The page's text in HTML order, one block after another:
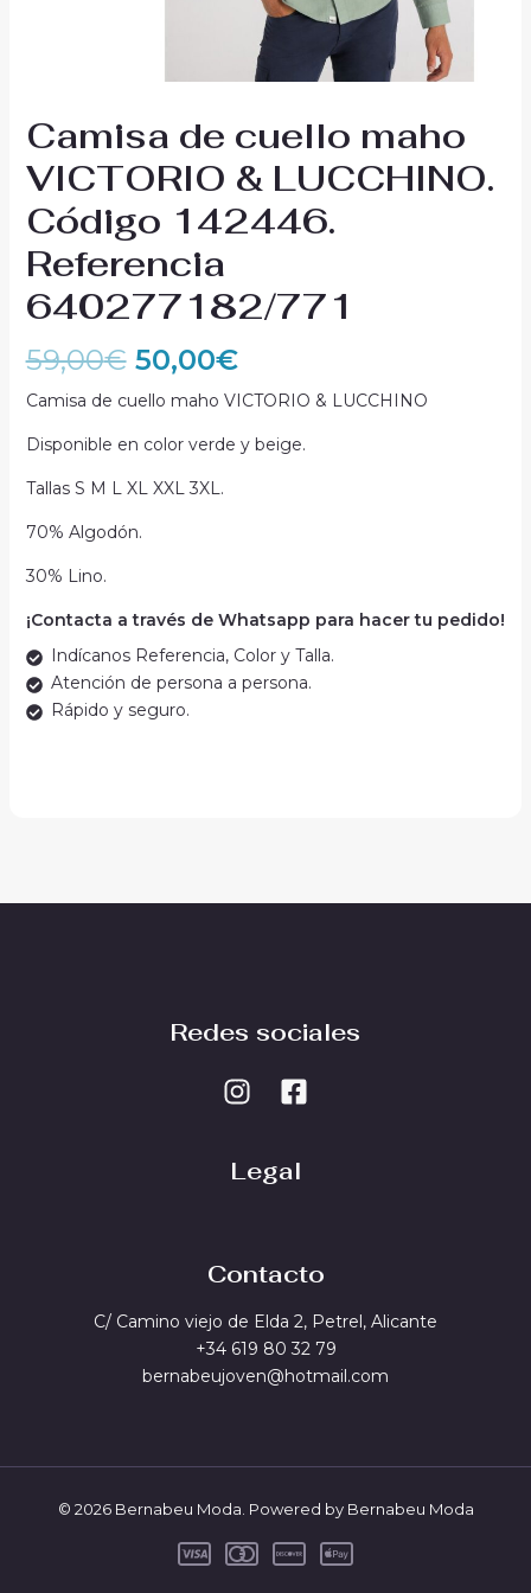
Camisa de cuello maho
VICTORIO & LUCCHINO.
Código 142446.
Referencia
640277182/771
59,00€ 50,00€
Camisa de cuello maho VICTORIO & LUCCHINO
Disponible en color verde y beige.
Tallas S M L XL XXL 3XL.
70% Algodón.
30% Lino.
¡Contacta a través de Whatsapp para hacer tu pedido!
Indícanos Referencia, Color y Talla.
Atención de persona a persona.
Rápido y seguro.
Redes sociales
Legal
Contacto
C/ Camino viejo de Elda 2, Petrel, Alicante
+34 619 80 32 79
bernabeujoven@hotmail.com
© 2026 Bernabeu Moda. Powered by Bernabeu Moda